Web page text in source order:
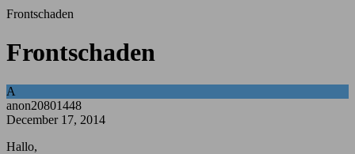
Frontschaden
Frontschaden
A
anon20801448
December 17, 2014
Hallo,